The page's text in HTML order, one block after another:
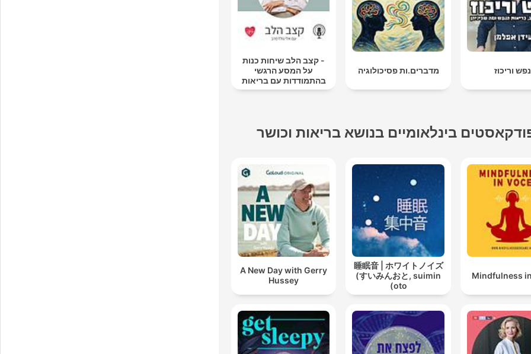
נפש וריכוז מדברים.ות פסיכולוגיה
- קצב הלב שיחות כנות
על המסע הרגשי
בהתמודדות עם בריאות
הלב
בינלאומיים בנושא בריאות וכושר
Mindfulness
睡眠音 | ホワイトノイズ
(すいみんおと, suimin
oto)
A New Day with Gerry
Hussey